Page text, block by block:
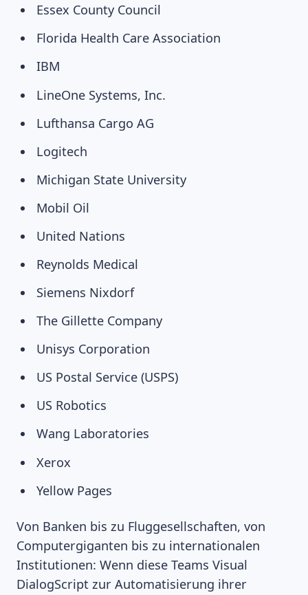
Essex County Council
Florida Health Care Association
IBM
LineOne Systems, Inc.
Lufthansa Cargo AG
Logitech
Michigan State University
Mobil Oil
United Nations
Reynolds Medical
Siemens Nixdorf
The Gillette Company
Unisys Corporation
US Postal Service (USPS)
US Robotics
Wang Laboratories
Xerox
Yellow Pages
Von Banken bis zu Fluggesellschaften, von
Computergiganten bis zu internationalen
Institutionen: Wenn diese Teams Visual
DialogScript zur Automatisierung ihrer